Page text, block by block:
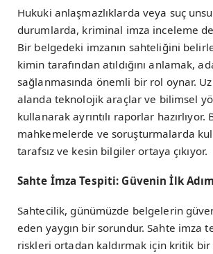
Hukuki anlaşmazlıklarda veya suç
durumlarda, kriminal imza inceleme
Bir belgedeki imzanın sahteliğini
kimin tarafından atıldığını anlamak,
sağlanmasında önemli bir rol oynar.
alanda teknolojik araçlar ve bilimsel
kullanarak ayrıntılı raporlar hazırlıyor.
mahkemelerde ve soruşturmalarda
tarafsız ve kesin bilgiler ortaya çıkıyor.
Sahte İmza Tespiti: Güvenin İlk
Sahtecilik, günümüzde belgelerin
eden yaygın bir sorundur. Sahte imza
riskleri ortadan kaldırmak için kritik bir